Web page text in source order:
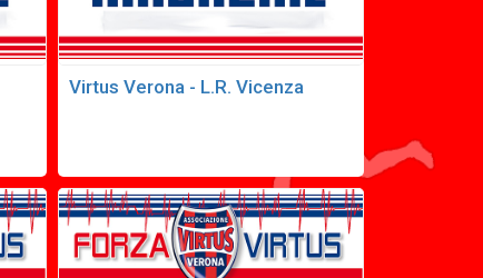
Virtus Verona - L.R. Vicenza